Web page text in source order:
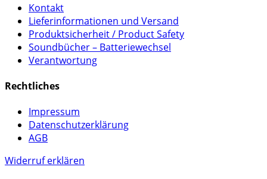
Kontakt
Lieferinformationen und Versand
Produktsicherheit / Product Safety
Soundbücher – Batteriewechsel
Verantwortung
Rechtliches
Impressum
Datenschutzerklärung
AGB
Widerruf erklären